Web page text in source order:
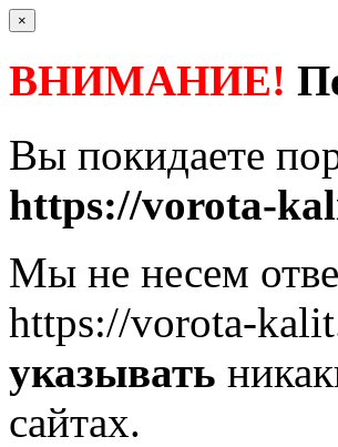
×
ВНИМАНИЕ!
Вы покидаете
https://vorota-
Мы не несем
https://vorota-
указывать
сайтах.